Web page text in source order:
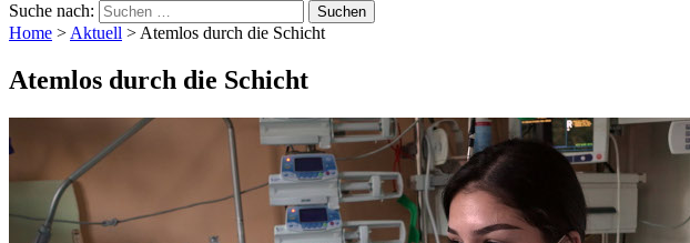
Suche nach:
Home > Aktuell > Atemlos durch die Schicht
Atemlos durch die Schicht